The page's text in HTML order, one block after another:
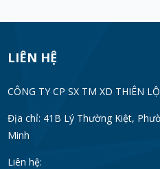
LIÊN HỆ
CÔNG TY CP SX TM XD THIÊN
Địa chỉ: 41B Lý Thường Kiệt,
Minh
Liên hệ: